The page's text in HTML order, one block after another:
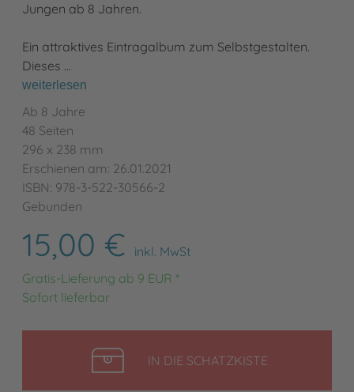
Jungen ab 8 Jahren.
Ein attraktives Eintragalbum zum Selbstgestalten.
Dieses …
weiterlesen
Ab 8 Jahre
48 Seiten
296 x 238 mm
Erschienen am: 26.01.2021
ISBN: 978-3-522-30566-2
Gebunden
15,00 €
inkl. MwSt
Gratis-Lieferung ab 9 EUR *
Sofort lieferbar
IN DIE SCHATZKISTELEGEN